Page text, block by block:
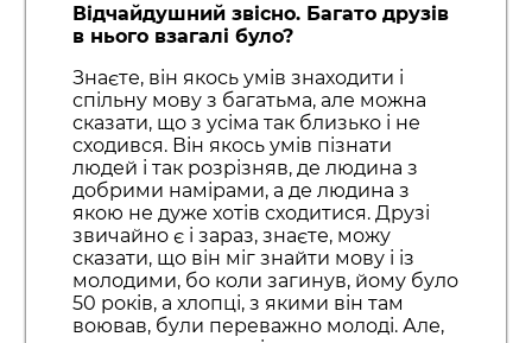
Відчайдушний звісно. Багато друзів
в нього взагалі було?
Знаєте, він якось умів знаходити і
спільну мову з багатьма, але можна
сказати, що з усіма так близько і не
сходився. Він якось умів пізнати
людей і так розрізняв, де людина з
добрими намірами, а де людина з
якою не дуже хотів сходитися. Друзі
звичайно є і зараз, знаєте, можу
сказати, що він міг знайти мову і із
молодими, бо коли загинув, йому було
50 років, а хлопці, з якими він там
воював, були переважно молоді. Але,